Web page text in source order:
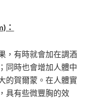
：
，有時就會加在調酒
同時也會增加人體中
的賀爾蒙。在人體實
具有些微豐胸的效